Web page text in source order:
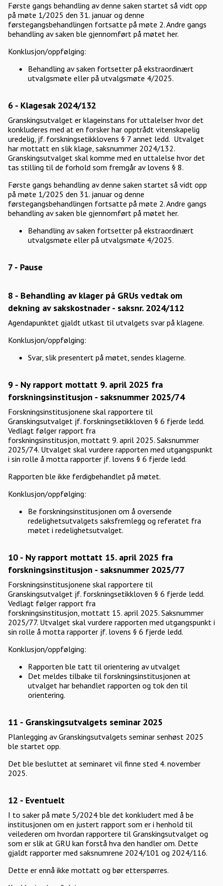
Første gangs behandling av denne saken startet så vidt opp
på møte 1/2025 den 31. januar og denne
førstegangsbehandlingen fortsatte på møte 2. Andre gangs
behandling av saken ble gjennomført på møtet her.
Konklusjon/oppfølging:
Behandling av saken fortsetter på ekstraordinært
utvalgsmøte eller på utvalgsmøte 4/2025.
6 - Klagesak 2024/132
Granskingsutvalget er klageinstans for uttalelser hvor det
konkluderes med at en forsker har opptrådt vitenskapelig
uredelig, jf. forskningsetikklovens § 7 annet ledd. Utvalget
har mottatt en slik klage, saksnummer 2024/132.
Granskingsutvalget skal komme med en uttalelse hvor det
tas stilling til de forhold som fremgår av lovens § 8.
Første gangs behandling av denne saken startet så vidt opp
på møte 1/2025 den 31. januar og denne
førstegangsbehandlingen fortsatte på møte 2. Andre gangs
behandling av saken ble gjennomført på møtet her.
Behandling av saken fortsetter på ekstraordinært
utvalgsmøte eller på utvalgsmøte 4/2025.
7 - Pause
8 - Behandling av klager på GRUs vedtak om
dekning av sakskostnader - saksnr. 2024/112
Agendapunktet gjaldt utkast til utvalgets svar på klagene.
Konklusjon/oppfølging:
Svar, slik presentert på møtet, sendes klagerne.
9 - Ny rapport mottatt 9. april 2025 fra
forskningsinstitusjon - saksnummer 2025/74
Forskningsinstitusjonene skal rapportere til
Granskingsutvalget jf. forskningsetikkloven § 6 fjerde ledd.
Vedlagt følger rapport fra
forskningsinstitusjon, mottatt 9. april 2025. Saksnummer
2025/74. Utvalget skal vurdere rapporten med utgangspunkt
i sin rolle å motta rapporter jf. lovens § 6 fjerde ledd.
Rapporten ble ikke ferdigbehandlet på møtet.
Konklusjon/oppfølging:
Be forskningsinstitusjonen om å oversende
redelighetsutvalgets saksfremlegg og referatet fra
møtet i redelighetsutvalget.
10 - Ny rapport mottatt 15. april 2025 fra
forskningsinstitusjon - saksnummer 2025/77
Forskningsinstitusjonene skal rapportere til
Granskingsutvalget jf. forskningsetikkloven § 6 fjerde ledd.
Vedlagt følger rapport fra
forskningsinstitusjon, mottatt 15. april 2025. Saksnummer
2025/77. Utvalget skal vurdere rapporten med utgangspunkt i
sin rolle å motta rapporter jf. lovens § 6 fjerde ledd.
Konklusjon/oppfølging:
Rapporten ble tatt til orientering av utvalget
Det meldes tilbake til forskningsinstitusjonen at
utvalget har behandlet rapporten og tok den til
orientering.
11 - Granskingsutvalgets seminar 2025
Planlegging av Granskingsutvalgets seminar senhøst 2025
ble startet opp.
Det ble besluttet at seminaret vil finne sted 4. november
2025.
12 - Eventuelt
I to saker på møte 5/2024 ble det konkludert med å be
institusjonen om en justert rapport som er i henhold til
veilederen om hvordan rapportere til Granskingsutvalget og
som er slik at GRU kan forstå hva den handler om. Dette
gjaldt rapporter med saksnumrene 2024/101 og 2024/116.
Dette er ennå ikke mottatt og bør etterspørres.